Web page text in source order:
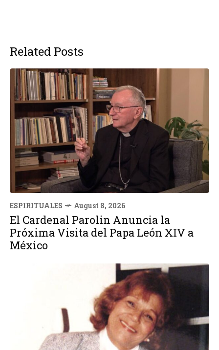
Related Posts
ESPIRITUALES August 8, 2026
El Cardenal Parolin Anuncia la
Próxima Visita del Papa León XIV a
México